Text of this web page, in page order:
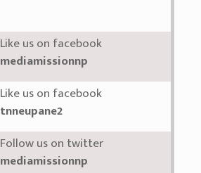
Like us on facebook
mediamissionnp
Like us on facebook
tnneupane2
Follow us on twitter
mediamissionnp